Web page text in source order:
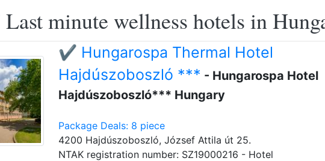
minute wellness hotels in
✔️ Hungarospa Thermal Hotel
Hajdúszoboszló *** - Hungarospa Hotel
Hajdúszoboszló*** Hungary
Package Deals: 8 piece
4200 Hajdúszoboszló, József Attila út 25.
NTAK registration number: SZ19000216 - Hotel